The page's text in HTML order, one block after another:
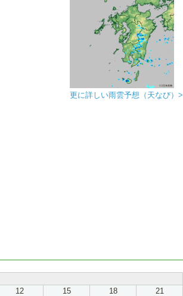
更に詳しい雨雲予想（天なび）>
12 15 18
21